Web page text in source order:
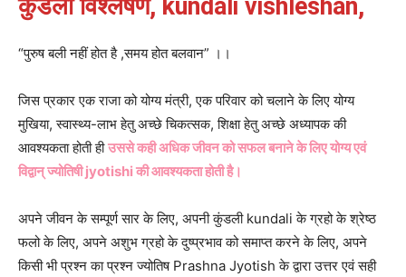
कुंडली विश्लेषण, kundali vishleshan,
“पुरुष बली नहीं होत है ,समय होत बलवान” ।।
जिस प्रकार एक राजा को योग्य मंत्री, एक परिवार को चलाने के लिए योग्य
मुखिया, स्वास्थ्य-लाभ हेतु अच्छे चिकत्सक, शिक्षा हेतु अच्छे अध्यापक की
आवश्यकता होती हीउससे कही अधिक जीवन को सफल बनाने के लिए योग्य एवं
विद्वान् ज्योतिषी jyotishi की आवश्यकता होती है।
अपने जीवन के सम्पूर्ण सार के लिए, अपनी कुंडली kundali के ग्रहो के श्रेष्ठ
फलो के लिए, अपने अशुभ ग्रहो के दुष्प्रभाव को समाप्त करने के लिए, अपने
किसी भी प्रश्न का प्रश्न ज्योतिष Prashna Jyotish के द्वारा उत्तर एवं सही